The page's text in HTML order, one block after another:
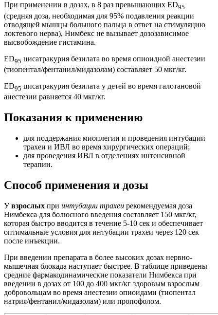
При применении в дозах, в 8 раз превышающих ED95
(средняя доза, необходимая для 95% подавления реакции
отводящей мышцы большого пальца в ответ на стимуляцию
локтевого нерва), Нимбекс не вызывает дозозависимое
высвобождение гистамина.
ED95 цисатракурия безилата во время опиоидной анестезии
(тиопентал/фентанил/мидазолам) составляет 50 мкг/кг.
ED95 цисатракурия безилата у детей во время галотановой
анестезии равняется 40 мкг/кг.
Показания к применению
для поддержания миоплегии и проведения интубации
трахеи и ИВЛ во время хирургических операций;
для проведения ИВЛ в отделениях интенсивной
терапии.
Способ применения и дозы
Увзрослых при интубации трахеи рекомендуемая доза
Нимбекса для болюсного введения составляет 150 мкг/кг,
которая быстро вводится в течение 5-10 сек и обеспечивает
оптимальные условия для интубации трахеи через 120 сек
после инъекции.
При введении препарата в более высоких дозах нервно-
мышечная блокада наступает быстрее. В таблице приведены
средние фармакодинамические показатели Нимбекса при
введении в дозах от 100 до 400 мкг/кг здоровым взрослым
добровольцам во время анестезии опиоидами (тиопентал
натрия/фентанил/мидазолам) или пропофолом.